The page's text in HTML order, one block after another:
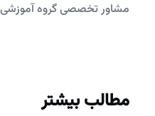
مشاور تخصصی گروه
مطالب بیشتر